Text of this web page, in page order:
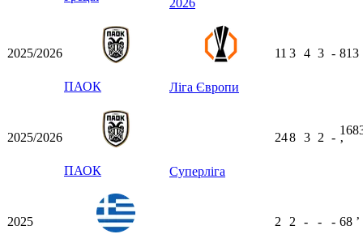
2026
2025/2026
ПАОК Ліга Європи
11 3 4 3 - 813
2025/2026
ПАОК Суперліга
248 3 2 -
ʼ
2025 2 2 - - - 68 ʼ